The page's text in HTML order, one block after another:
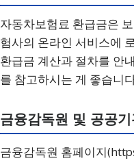
자동차보험료 환급금은
험사의 온라인 서비스에
환급금 계산과 절차를 안
를 참고하시는 게 좋습니
금융감독원 및 공공
금융감독원 홈페이지